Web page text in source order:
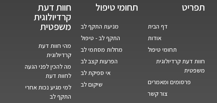
תפריט
דף הבית
אודות
תחומי טיפול
חוות דעת קרדיולוגית
משפטית
פרסומים ומאמרים
צור קשר
תחומי טיפול
מניעת התקף לב
התקף לב - טיפול
מחלות מסתמי לב
הפרעות קצב לב
אי ספיקת לב
שיקום לב
חוות דעת
קרדיולוגית
משפטית
מהי חוות דעת
קרדיולוגית
מה להכין לפני הגעה
לחוות דעת
למי מגיע נכות אחרי
התקף לב